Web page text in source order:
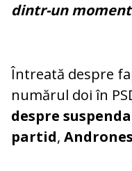
dintr-un
Întreată despre
numărul doi în
despre
partid,